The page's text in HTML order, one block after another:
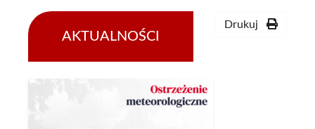
AKTUALNOŚCI
Drukuj